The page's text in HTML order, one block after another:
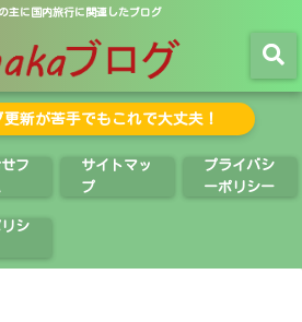
主に国内旅行に関連したブログ
新が苦手でもこれで大丈夫！
フ
サイトマッ
プ
プライバシ
ーポリシー
シ